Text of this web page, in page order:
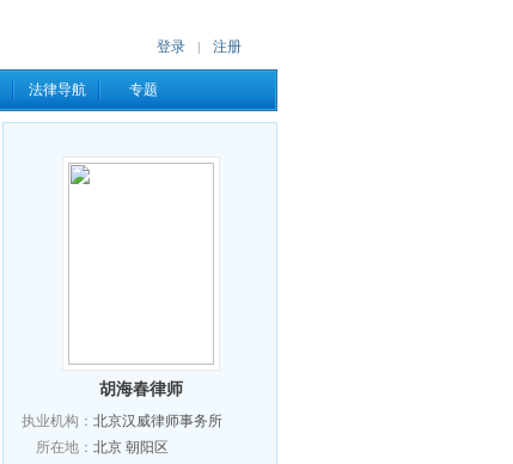
胡海春律师
执业机构： 北京汉威律师事务所
所在地： 北京 朝阳区
登录 | 注册
法律导航 专题